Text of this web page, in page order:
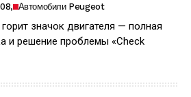
Автомобили Peugeot
значок двигателя — полная
и решение проблемы «Check